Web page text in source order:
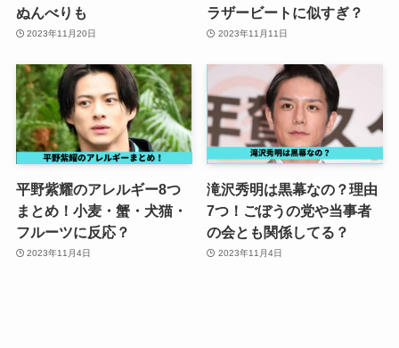
ぬんべりも
2023年11月20日
ラザービートに似すぎ？
2023年11月11日
平野紫耀のアレルギー8つ
まとめ！小麦・蟹・犬猫・
フルーツに反応？
2023年11月4日
滝沢秀明は黒幕なの？理由
7つ！ごぼうの党や当事者
の会とも関係してる？
2023年11月4日